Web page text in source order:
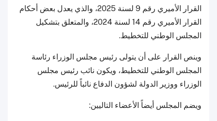
القرار الأميري رقم 9 لسنة 2025، والذي يعدل بعض أحكام
القرار الأميري رقم 14 لسنة 2024، والمتعلق بتشكيل
المجلس الوطني للتخطيط.
وينص القرار على أن يتولى رئيس مجلس الوزراء رئاسة
المجلس الوطني للتخطيط، ويكون نائب رئيس مجلس
الوزراء ووزير الدولة لشؤون الدفاع نائباً للرئيس.
ويضم المجلس أيضاً الأعضاء التاليين: